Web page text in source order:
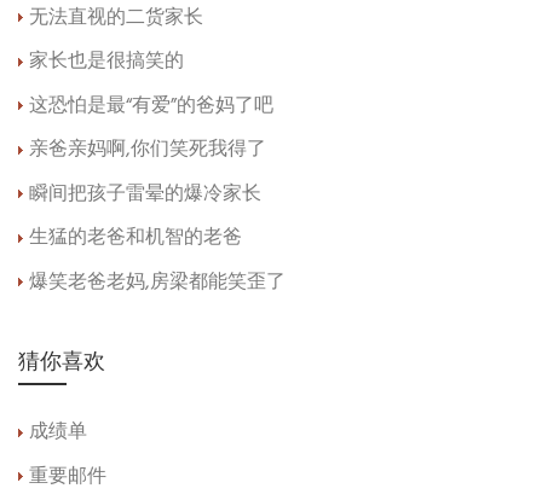
无法直视的二货家长
家长也是很搞笑的
这恐怕是最“有爱”的爸妈了吧
亲爸亲妈啊,你们笑死我得了
瞬间把孩子雷晕的爆冷家长
生猛的老爸和机智的老爸
爆笑老爸老妈,房梁都能笑歪了
猜你喜欢
成绩单
重要邮件